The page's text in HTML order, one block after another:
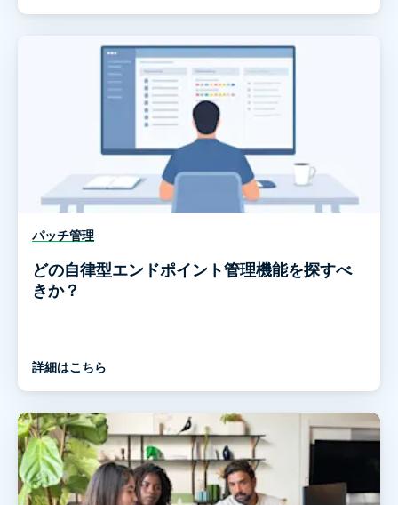
パッチ管理
どの自律型エンドポイント管理機能を探すべ
きか？
詳細はこちら